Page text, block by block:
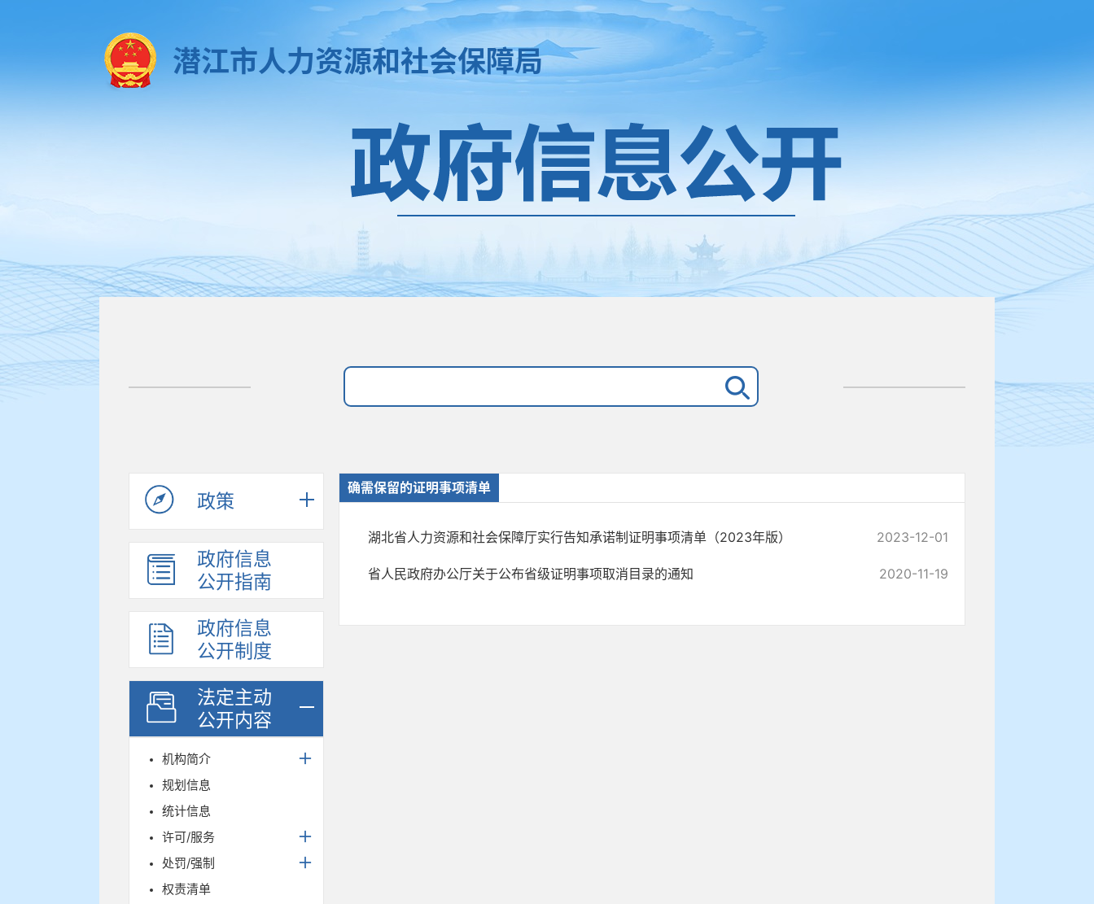
潜江市人力资源和社会保障局
政策
政府信息
公开指南
政府信息
公开制度
法定主动
公开内容
机构简介
规划信息
统计信息
许可/服务
处罚/强制
权责清单
确需保留的证明事项清单
湖北省人力资源和社会保障厅实行告知承诺制证明事项清单（2023年版） 2023-12-01
省人民政府办公厅关于公布省级证明事项取消目录的通知 2020-11-19